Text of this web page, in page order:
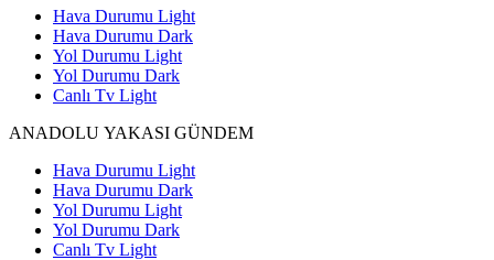
Hava Durumu Light
Hava Durumu Dark
Yol Durumu Light
Yol Durumu Dark
Canlı Tv Light
ANADOLU YAKASI GÜNDEM
Hava Durumu Light
Hava Durumu Dark
Yol Durumu Light
Yol Durumu Dark
Canlı Tv Light